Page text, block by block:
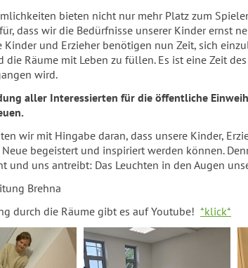
bieten nicht nur mehr Platz zum
dass wir die Bedürfnisse unserer Kinder ernst
Kinder und Erzieher benötigen nun Zeit, sich
Räume mit Leben zu füllen. Es ist eine Zeit
wird.
aller Interessierten für die öffentliche
wir mit Hingabe daran, dass unsere Kinder,
begeistert und inspiriert werden können.
und uns antreibt: Das Leuchten in den Augen
Brehna
durch die Räume gibt es auf Youtube! *klick*